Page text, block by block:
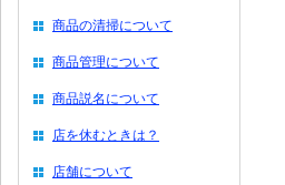
商品の清掃について
商品管理について
商品説名について
店を休むときは？
店舗について